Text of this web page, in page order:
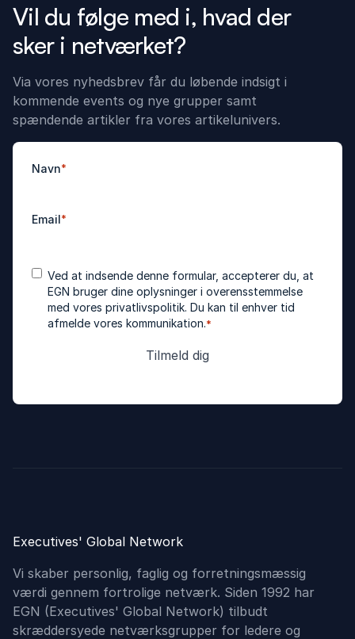
Vil du følge med i, hvad der
sker i netværket?
Via vores nyhedsbrev får du løbende indsigt i
kommende events og nye grupper samt
spændende artikler fra vores artikelunivers.
Navn*
Email*
Accepter
betingelser
Ved at indsende denne formular, accepterer du, at
EGN bruger dine oplysninger i overensstemmelse
med vores privatlivspolitik. Du kan til enhver tid
afmelde vores kommunikation.*
Executives' Global Network
Vi skaber personlig, faglig og forretningsmæssig
værdi gennem fortrolige netværk. Siden 1992 har
EGN (Executives'​ Global Network) tilbudt
skræddersyede netværksgrupper for ledere og